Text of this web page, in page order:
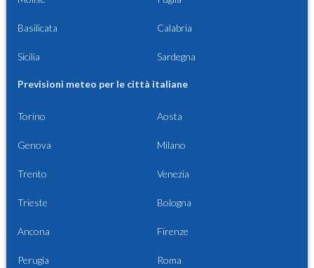
Basilicata Calabria
Sicilia Sardegna
Previsioni meteo per le città italiane
Torino Aosta
Genova Milano
Trento Venezia
Trieste Bologna
Ancona Firenze
Perugia Roma